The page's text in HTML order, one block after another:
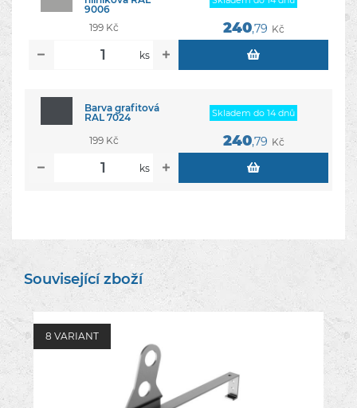
9006
199 Kč 240,79 Kč
ks
Barva grafitová
RAL 7024
Skladem do 14 dnů
199 Kč 240,79 Kč
ks
Související zboží
8 VARIANT